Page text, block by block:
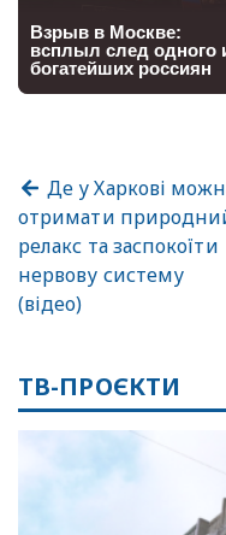
Де у Харкові
отримати
релакс та заспокоїти
нервову систему
(відео)
ТВ-ПРОЄКТИ